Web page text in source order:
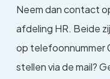
Neem dan contact
afdeling HR. Beide
op telefoonnummer
stellen via de mail?